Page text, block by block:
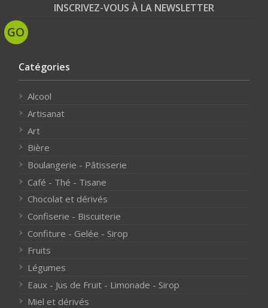
INSCRIVEZ-VOUS À LA NEWSLETTER
Catégories
Alcool
Artisanat
Art
Bière
Boulangerie - Pâtisserie
Café - Thé - Tisane
Chocolat et dérivés
Confiserie - Biscuiterie
Confiture - Gelée - Sirop
Fruits
Légumes
Eaux - Jus de Fruit - Limonade - Sirop
Miel et dérivés